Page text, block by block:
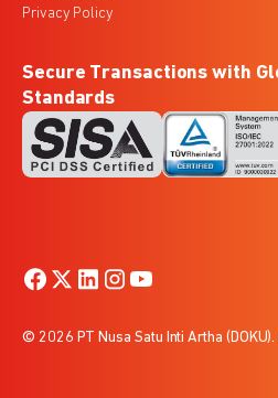
Privacy Policy
Secure Transactions with
Standards
© 2026 PT Nusa Satu Inti Artha